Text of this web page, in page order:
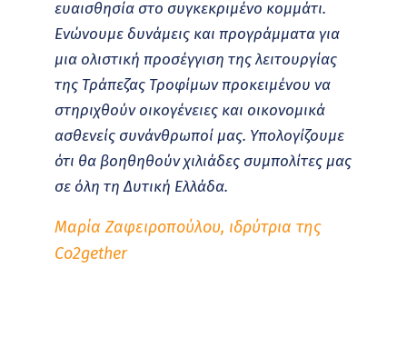
ευαισθησία στο συγκεκριμένο κομμάτι.
Ενώνουμε δυνάμεις και προγράμματα για
μια ολιστική προσέγγιση της λειτουργίας
της Τράπεζας Τροφίμων προκειμένου να
στηριχθούν οικογένειες και οικονομικά
ασθενείς συνάνθρωποί μας. Υπολογίζουμε
ότι θα βοηθηθούν χιλιάδες συμπολίτες μας
σε όλη τη Δυτική Ελλάδα.
Μαρία Ζαφειροπούλου, ιδρύτρια της
Co2gether